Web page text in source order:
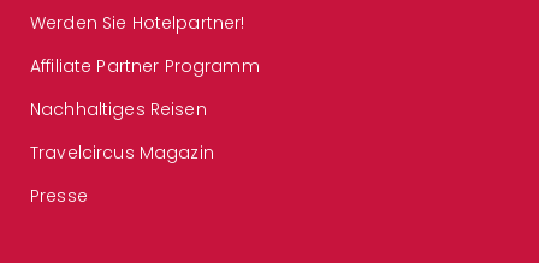
Werden Sie Hotelpartner!
Affiliate Partner Programm
Nachhaltiges Reisen
Travelcircus Magazin
Presse